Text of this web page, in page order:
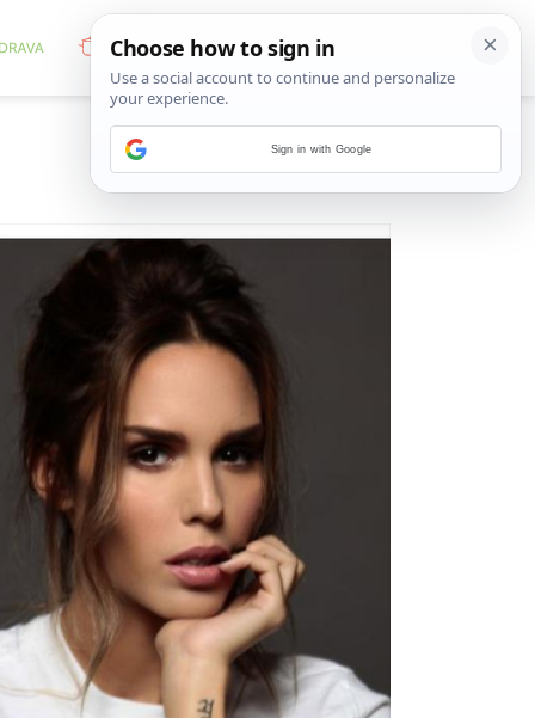
Sign in with Google